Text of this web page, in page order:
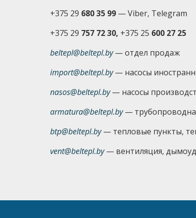
+375 29 680 35 99 — Viber, Telegram
+375 29 757 72 30, +375 25 600 27 25
beltepl@beltepl.by— отдел продаж
import@beltepl.by— насосы
nasos@beltepl.by— насосы
armatura@beltepl.by—
btp@beltepl.by— тепловые пункты,
vent@beltepl.by— вентиляция,